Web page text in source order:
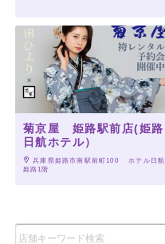
菊京屋 姫路駅前店(姫路
日航ホテル）
兵庫県姫路市南駅前町100　 ホテル日航
姫路1階